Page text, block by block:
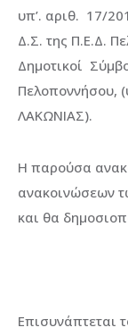
υπ’. αριθ. 17/
Δ.Σ. της Π.Ε.Δ.
Δημοτικοί
Πελοποννήσου,
ΛΑΚΩΝΙΑΣ).
Η παρούσα
ανακοινώσεων
και θα
Επισυνάπτεται